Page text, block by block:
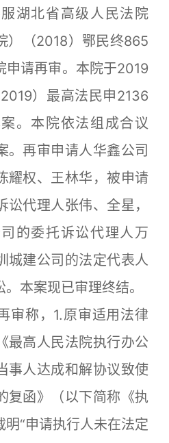
湖北省高级人民法院
）（2018）鄂民终865
申请再审。本院于2019
）最高法民申2136
。本院依法组成合议
。再审申请人华鑫公司
耀权、王林华，被申请
代理人张伟、全星，
的委托诉讼代理人万
城建公司的法定代表人
本案现已审理终结。
称，1.原审适用法律
最高人民法院执行办公
事人达成和解协议致使
复函》（以下简称《执
“申请执行人未在法定